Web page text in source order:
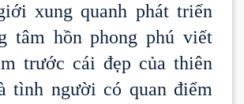
xung quanh phát triển
tâm hồn phong phú viết
trước cái đẹp của thiên
tình người có quan điểm